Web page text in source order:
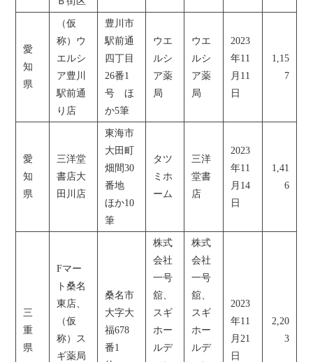
愛
知
県
（仮
称）ウ
エルシ
ア豊川
駅前通
り店
豊川市
駅前通
四丁目
26番1
号 ほ
か5筆
ウエ
ルシ
ア薬
局
ウエ
ルシ
ア薬
局
2023
年11
月11
日
1,15
7
愛
知
県
三洋堂
書店大
田川店
東海市
大田町
畑間30
番地
ほか10
筆
タツ
ミホ
ーム
三洋
堂書
店
2023
年11
月14
日
1,41
6
三
重
県
Fマー
ト桑名
東店、
（仮
称）ス
ギ薬局
桑名市
大字大
福678
番1
株式
会社
一号
舘、
スギ
ホー
ルデ
株式
会社
一号
舘、
スギ
ホー
ルデ
2023
年11
月21
日
2,20
3